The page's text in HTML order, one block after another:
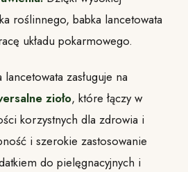
roślinnego, babka lancetowata
układu pokarmowego.
zasługuje na
zioło, które łączy w
korzystnych dla zdrowia i
i szerokie zastosowanie
do pielęgnacyjnych i